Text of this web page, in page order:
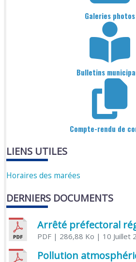
Galeries photos
Bulletins
Compte-rendu de
LIENS UTILES
Horaires des marées
DERNIERS DOCUMENTS
PDF| 286,88 Ko | 10 Juillet
Pollution